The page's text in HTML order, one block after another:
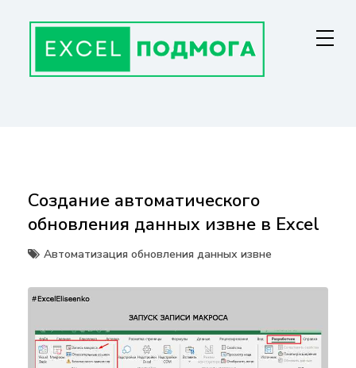
содержанию
Создание автоматического
обновления данных извне в Excel
Автоматизация обновления данных извне